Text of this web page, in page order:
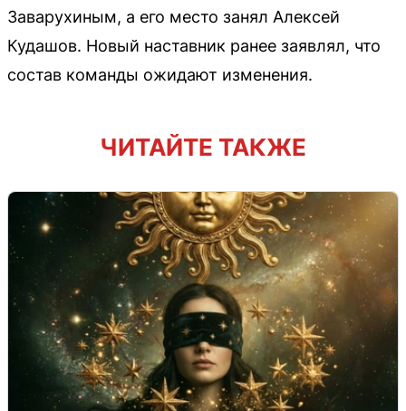
Заварухиным, а его место занял Алексей
Кудашов. Новый наставник ранее заявлял, что
состав команды ожидают изменения.
ЧИТАЙТЕ ТАКЖЕ